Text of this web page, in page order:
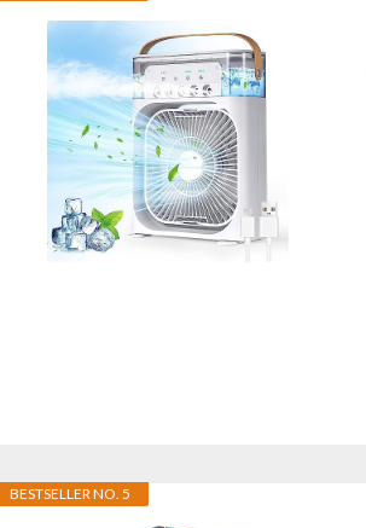
BESTSELLER NO. 5